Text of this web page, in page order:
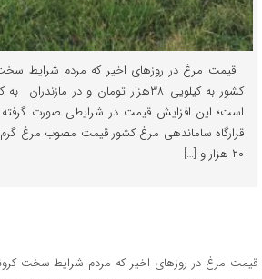
قیمت مرغ در روزهای اخیر که مردم شرایط
است؛ این افزایش قیمت در شرایطی صورت
قرارگاه ساماندهی مرغ کشور قیمت مصوب مرغ گرم
۲۰ هزار و […]
قیمت مرغ در روزهای اخیر که مردم شرایط سخت